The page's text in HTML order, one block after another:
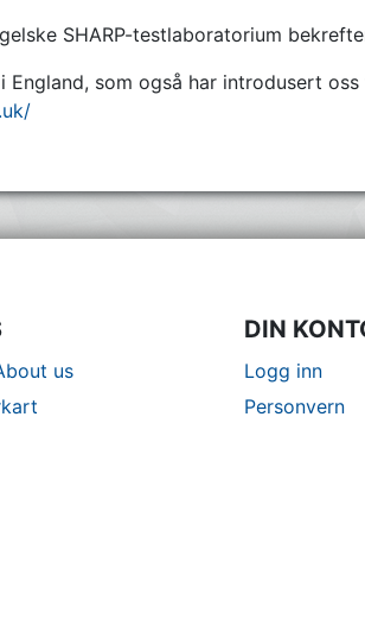
SHARP-testlaboratorium
som også har introdusert
us
DIN
Logg inn
Personvern